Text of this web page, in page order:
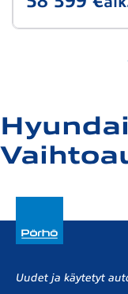
Uudet ja käytetyt